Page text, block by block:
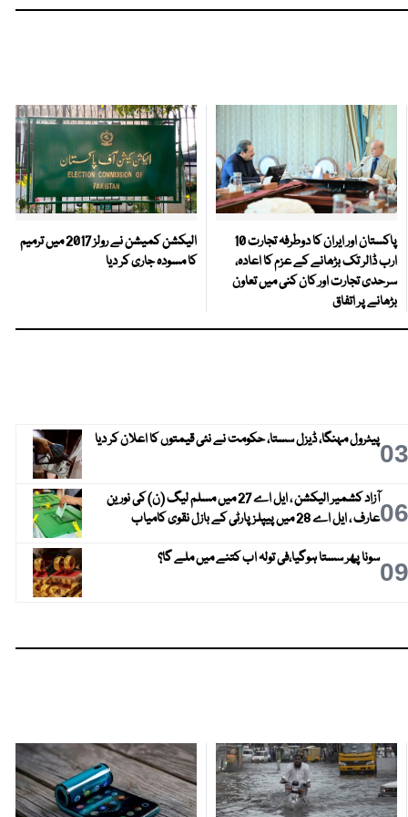
پاکستان اور ایران کا دوطرفہ تجارت 10
ارب ڈالر تک بڑھانے کے عزم کا اعادہ،
سرحدی تجارت اور کان کنی میں تعاون
بڑھانے پر اتفاق
الیکشن کمیشن نے رولز 2017 میں ترمیم
کا مسودہ جاری کر دیا
03پیٹرول مہنگا، ڈیزل سستا، حکومت نے نئی قیمتوں کا اعلان کر دیا
06
آزاد کشمیر الیکشن ، ایل اے 27 میں مسلم لیگ (ن) کی نورین
عارف ، ایل اے 28 میں پیپلز پارٹی کے بازل نقوی کامیاب
09سونا پھر سستا ہوگیا،فی تولہ اب کتنے میں ملے گا؟